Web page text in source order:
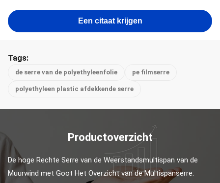
Een citaat krijgen
Tags:
de serre van de polyethyleenfolie pe filmserre
polyethyleen plastic afdekkende serre
Productoverzicht
De hoge Rechte Serre van de Weerstandsmultispan van de
Muurwind met Goot Het Overzicht van de Multispanserre: